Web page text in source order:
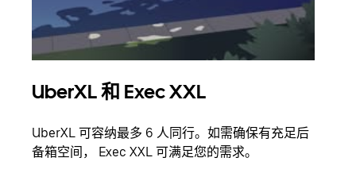
UberXL 和 Exec XXL
UberXL 可容纳最多 6 人同行。如需确保有充足后
备箱空间， Exec XXL 可满足您的需求。